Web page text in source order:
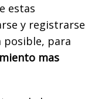
estas
y registrarse
posible, para
mas